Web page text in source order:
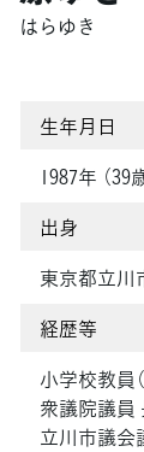
はらゆき
生年月日
1987年 （39
出身
東京都立川
経歴等
小学校教員
衆議院議員
立川市議会